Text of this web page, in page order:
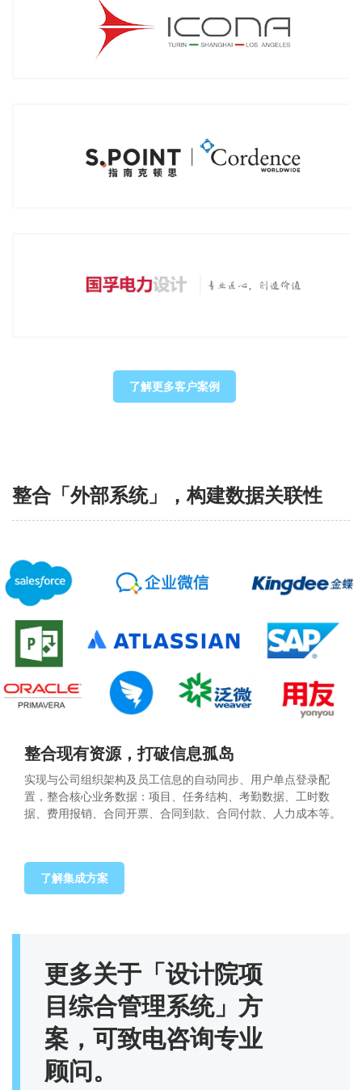
上海指南工业设计有限公司
上海国孚电力设计工程股份有限公司
了解更多客户案例
整合「外部系统」，构建数据关联性
整合现有资源，打破信息孤岛
实现与公司组织架构及员工信息的自动同步、用户单点登录配
置，整合核心业务数据：项目、任务结构、考勤数据、工时数
据、费用报销、合同开票、合同到款、合同付款、人力成本等。
了解集成方案
更多关于「设计院项
目综合管理系统」方
案，可致电咨询专业
顾问。